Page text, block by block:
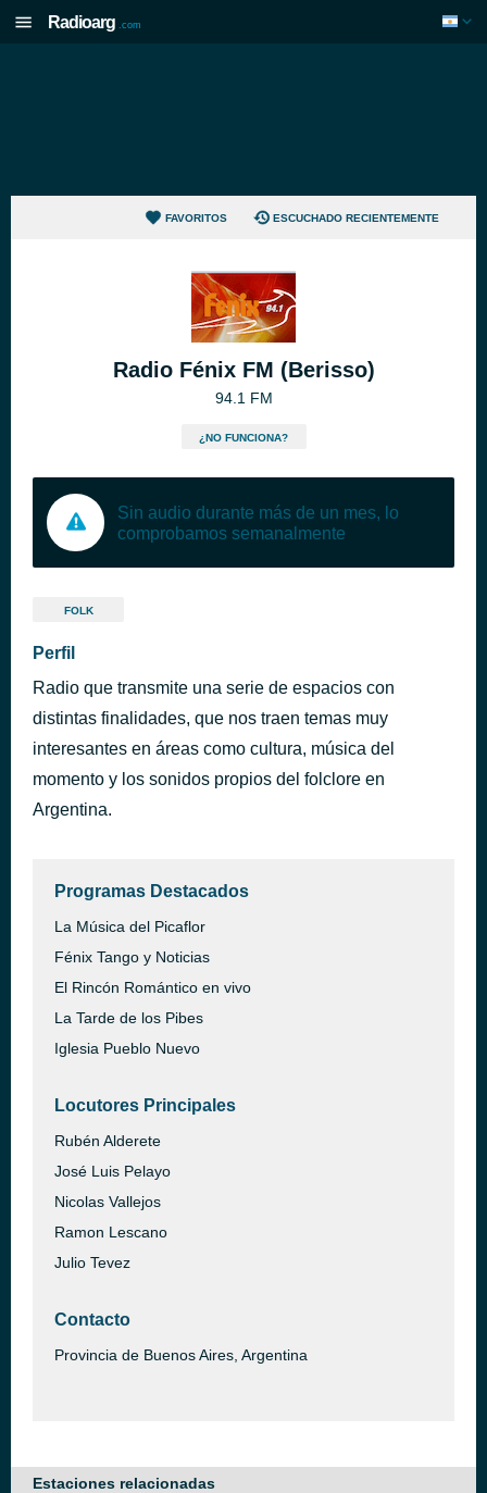
Radioarg .com
FAVORITOS ESCUCHADO RECIENTEMENTE
Radio Fénix FM (Berisso)
94.1 FM
¿NO FUNCIONA?
Sin audio durante más de un mes, lo
comprobamos semanalmente
FOLK
Perfil
Radio que transmite una serie de espacios con
distintas finalidades, que nos traen temas muy
interesantes en áreas como cultura, música del
momento y los sonidos propios del folclore en
Argentina.
Programas Destacados
La Música del Picaflor
Fénix Tango y Noticias
El Rincón Romántico en vivo
La Tarde de los Pibes
Iglesia Pueblo Nuevo
Locutores Principales
Rubén Alderete
José Luis Pelayo
Nicolas Vallejos
Ramon Lescano
Julio Tevez
Contacto
Provincia de Buenos Aires, Argentina
Estaciones relacionadas